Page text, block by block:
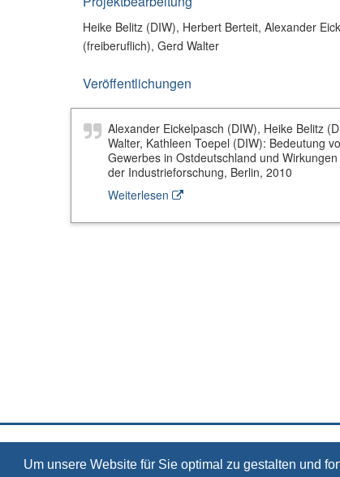
Um unsere Website für Sie optimal zu gestalten und
Heike Belitz (DIW), Herbert Berteit, Alexander
(freiberuflich), Gerd Walter
Veröffentlichungen
Alexander Eickelpasch (DIW), Heike Belitz
Walter, Kathleen Toepel (DIW): Bedeutung
Gewerbes in Ostdeutschland und
der Industrieforschung, Berlin, 2010
Weiterlesen